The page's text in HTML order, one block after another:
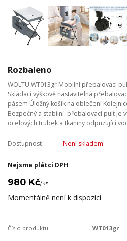
Rozbaleno
WOLTU WT013gr Mobilní přebalovací
Skládací výškově nastavitelná
pásem Úložný košík na oblečení
Bezpečný a stabilní: přebalovací pult je
ocelových trubek a tkaniny odpuzující
Dostupnost Není skladem
Nejsme plátci DPH
980 Kč/ks
Momentálně není k dispozici
Číslo produktu: WT013gr